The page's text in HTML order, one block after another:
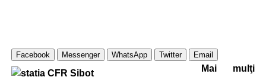
Facebook Messenger WhatsApp Twitter Email
Mai mulţi